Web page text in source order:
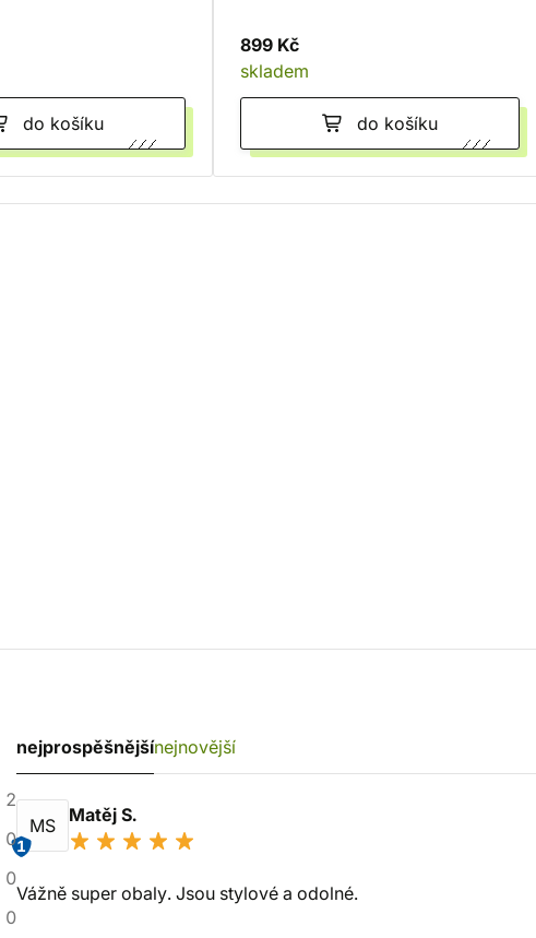
do košíku
899 Kč
skladem
do košíku
2
0
0
0
nejprospěšnějšínejnovější
MS
1
Matěj S.
Vážně super obaly. Jsou stylové a odolné.